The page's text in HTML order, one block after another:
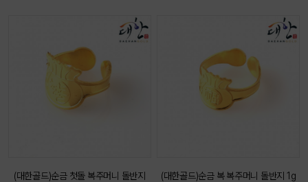
(대한골드)순금 첫돌 복주머니 돌반지
(대한골드)순금 복 복주머니 돌반지 1g